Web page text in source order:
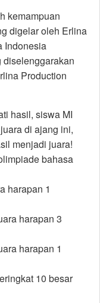
kemampuan
digelar oleh Erlina
Indonesia
Production
hasil, siswa MI
di ajang ini,
menjadi juara!
bahasa
harapan 1
harapan 3
harapan 1
10 besar